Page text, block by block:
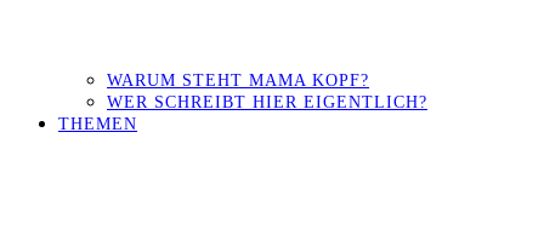
WARUM STEHT MAMA KOPF?
WER SCHREIBT HIER EIGENTLICH?
THEMEN